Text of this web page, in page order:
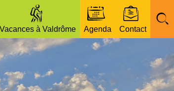
Vacances à Valdrôme Agenda Contact